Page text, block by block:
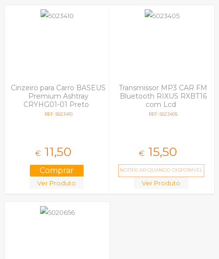
Cinzeiro para Carro BASEUS
Premium Ashtray
CRYHG01-01 Preto
REF: 5023410
€ 11,50
Ver Produto
Transmissor MP3 CAR FM
Bluetooth RIXUS RXBT16
com Lcd
REF: 5023405
€ 15,50
NOTIFICAR QUANDO DISPONÍVEL
Ver Produto